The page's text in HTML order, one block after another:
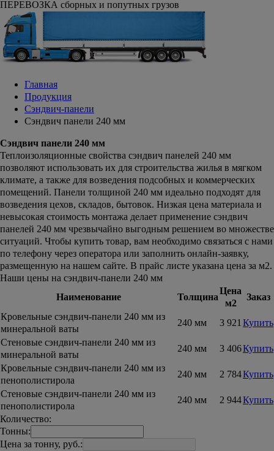
ПЕРЕВОЗКА сборных и попутных грузов
Главная
Продукция
Сэндвич-панели
Сэндвич панели 240 мм
Сэндвич панели 240 мм
Теплоизоляционные свойства сэндвич панелей 240 мм
позволяют использовать их для строительства жилья в мягком
климате, а также для возведения подсобных и коммерческих
помещений. Панели толщиной 240 мм идеально подходят для
возведения цехов, складов, бытовок. Низкая цена материала и
невысокая стоимость монтажа делает применение сэндвич
панелей 240 мм чрезвычайно выгодным решением во множестве
ситуаций. Чтобы купить товар, вам необходимо связаться с нами
по телефону через оператора или заполнить онлайн-заявку,
размещенную на нашем сайте. В прайс листе указана цена за м2.
Наши цены на сэндвич-панели 240 мм
Наименование
Толщина
Цена
м2
Заказ
Кровельные сэндвич-панели 240 мм из
минеральной ваты
240 мм 3 921 Купить
Стеновые сэндвич-панели 240 мм из
минеральной ваты
240 мм 3 406Купить
Кровельные сэндвич-панели 240 мм из
пенополистирола
240 мм 2 784Купить
Стеновые сэндвич-панели 240 мм из
пенополистирола
240 мм 2 944Купить
Количество:
Тонны:
Цена за тонну, руб.: